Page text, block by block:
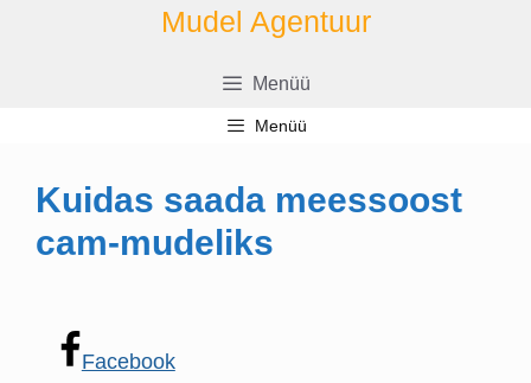
Mudel Agentuur
Menüü
Menüü
Kuidas saada meessoost
cam-mudeliks
Facebook